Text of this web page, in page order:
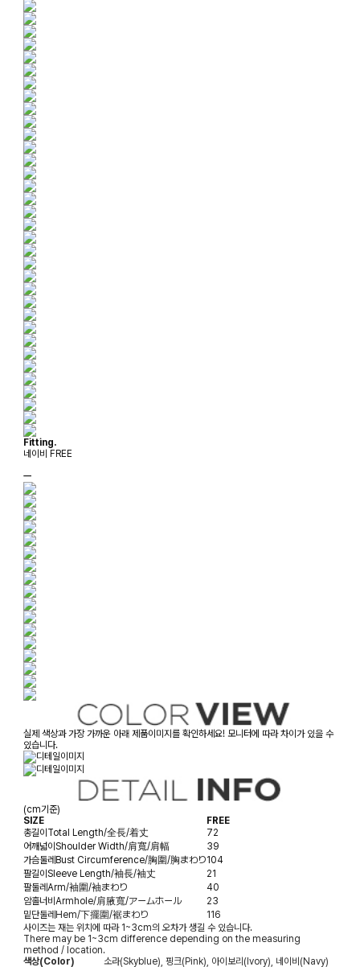
Fitting.
네이비 FREE
ㅡ
실제 색상과 가장 가까운 아래 제품이미지를 확인하세요! 모니터에 따라 차이가 있을 수
있습니다.
(cm기준)
SIZE
FREE
총길이Total Length/全長/着丈
72
어깨넓이Shoulder Width/肩寬/肩幅
39
가슴둘레Bust Circumference/胸圍/胸まわり104
팔길이Sleeve Length/袖長/袖丈
21
팔둘레Arm/袖圍/袖まわり
40
암홀너비Armhole/肩腋寬/アームホール
23
밑단둘레Hem/下擺圍/裾まわり
116
사이즈는 재는 위치에 따라 1~3cm의 오차가 생길 수 있습니다.
There may be 1~3cm difference depending on the measuring
method / location.
색상(Color)
소라(Skyblue), 핑크(Pink), 아이보리(Ivory), 네이비(Navy)